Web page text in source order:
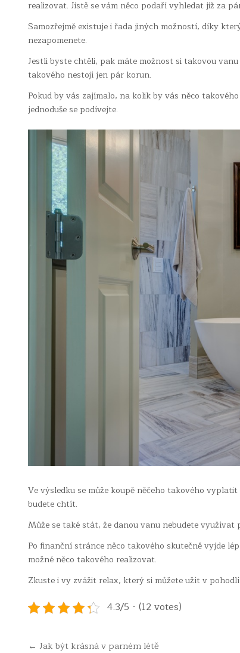
realizovat. Jistě se vám něco podaří vyhledat již za
Samozřejmě existuje i řada jiných možností, díky
nezapomenete.
Jestli byste chtěli, pak máte možnost si takovou
takového nestojí jen pár korun.
Pokud by vás zajímalo, na kolik by vás něco
jednoduše se podívejte.
Ve výsledku se může koupě něčeho takového
budete chtít.
Může se také stát, že danou vanu nebudete využívat
Po finanční stránce něco takového skutečně vyjde
možné něco takového realizovat.
Zkuste i vy zvážit relax, který si můžete užít v
4.3/5 - (12 votes)
Navigace
← Jak být krásná v parném létě